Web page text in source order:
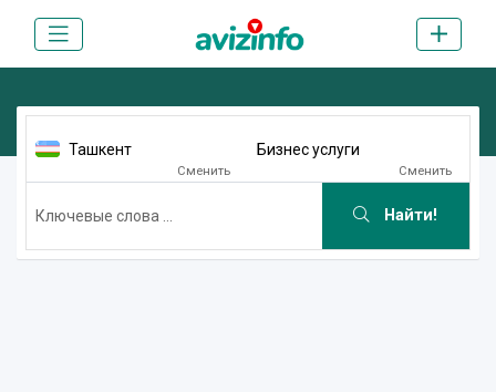
Ташкент
Сменить
Бизнес услуги
Сменить
Найти!